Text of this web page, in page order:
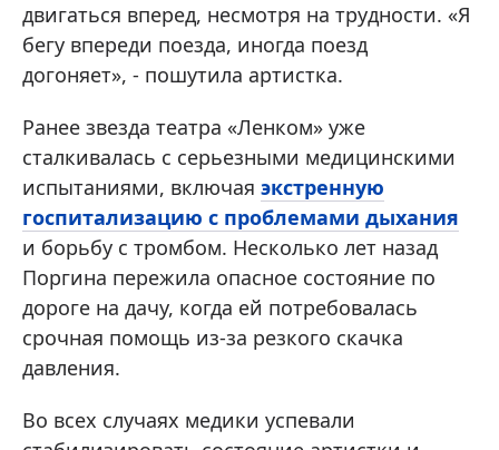
двигаться вперед, несмотря на трудности. «Я
бегу впереди поезда, иногда поезд
догоняет», - пошутила артистка.
Ранее звезда театра «Ленком» уже
сталкивалась с серьезными медицинскими
испытаниями, включая экстренную
госпитализацию с проблемами дыхания
и борьбу с тромбом. Несколько лет назад
Поргина пережила опасное состояние по
дороге на дачу, когда ей потребовалась
срочная помощь из-за резкого скачка
давления.
Во всех случаях медики успевали